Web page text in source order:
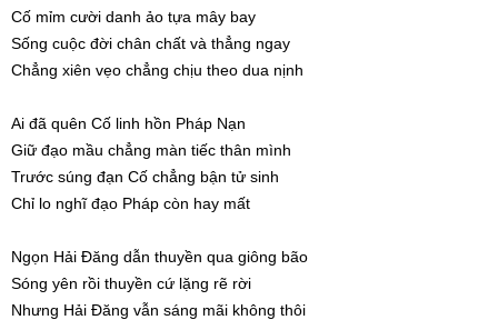
Cố mỉm cười danh ảo tựa mây bay
Sống cuộc đời chân chất và thẳng ngay
Chẳng xiên vẹo chẳng chịu theo dua nịnh
Ai đã quên Cố linh hồn Pháp Nạn
Giữ đạo mầu chẳng màn tiếc thân mình
Trước súng đạn Cố chẳng bận tử sinh
Chỉ lo nghĩ đạo Pháp còn hay mất
Ngọn Hải Đăng dẫn thuyền qua giông bão
Sóng yên rồi thuyền cứ lặng rẽ rời
Nhưng Hải Đăng vẫn sáng mãi không thôi